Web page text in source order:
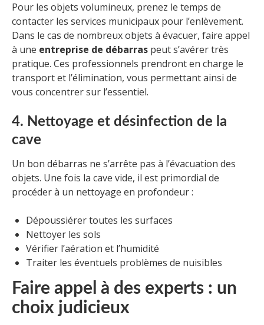
Pour les objets volumineux, prenez le temps de
contacter les services municipaux pour l’enlèvement.
Dans le cas de nombreux objets à évacuer, faire appel
à une entreprise de débarras peut s’avérer très
pratique. Ces professionnels prendront en charge le
transport et l’élimination, vous permettant ainsi de
vous concentrer sur l’essentiel.
4. Nettoyage et désinfection de la
cave
Un bon débarras ne s’arrête pas à l’évacuation des
objets. Une fois la cave vide, il est primordial de
procéder à un nettoyage en profondeur :
Dépoussiérer toutes les surfaces
Nettoyer les sols
Vérifier l’aération et l’humidité
Traiter les éventuels problèmes de nuisibles
Faire appel à des experts : un
choix judicieux